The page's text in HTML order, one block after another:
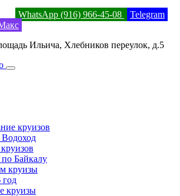
WhatsApp (916) 966-45-08
Telegram
Ильича, Хлебников переулок, д.5
круизов
Байкалу
круизы
год
круизы